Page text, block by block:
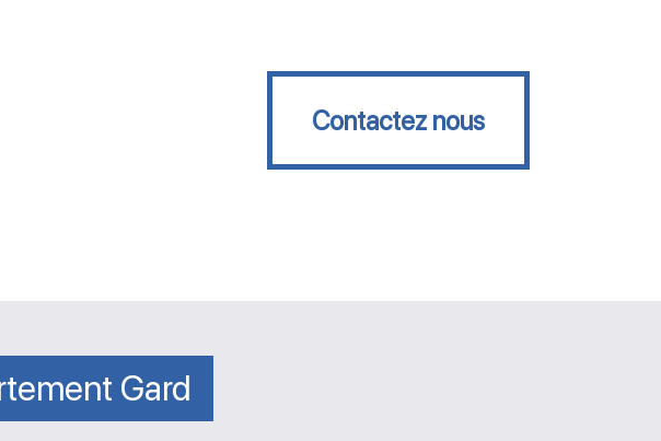
Contactez nous
Contactez nous
Gard